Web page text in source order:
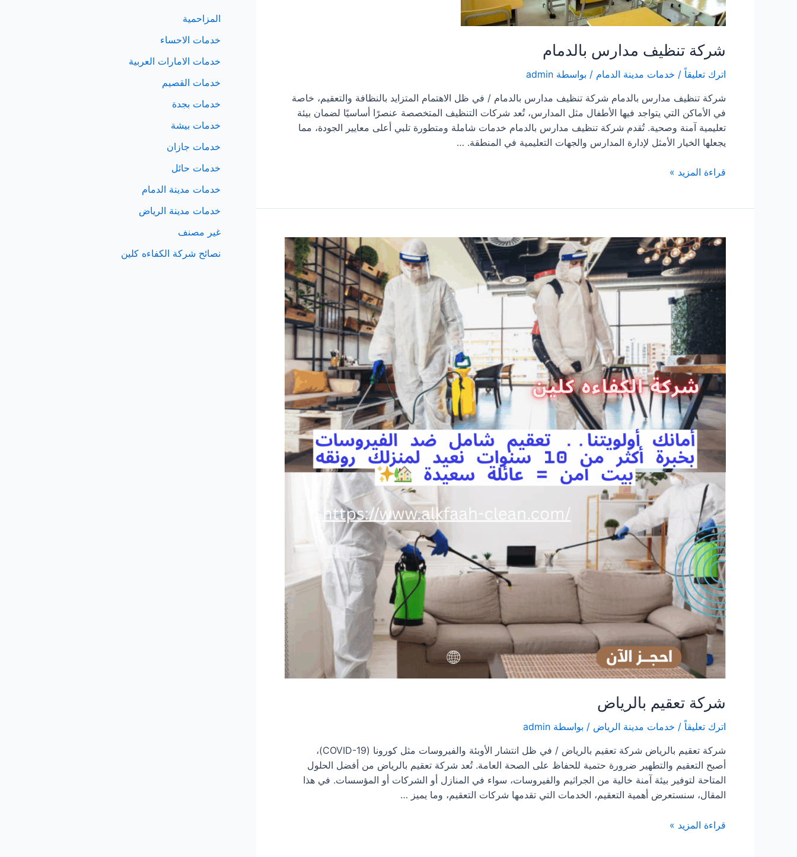
شركة تنظيف مدارس بالدمام
اترك تعليقاً / خدمات مدينة الدمام / بواسطة admin
شركة تنظيف مدارس بالدمام شركة تنظيف مدارس بالدمام / في ظل الاهتمام المتزايد بالنظافة والتعقيم، خاصة
في الأماكن التي يتواجد فيها الأطفال مثل المدارس، تُعد شركات التنظيف المتخصصة عنصرًا أساسيًا لضمان بيئة
تعليمية آمنة وصحية. تُقدم شركة تنظيف مدارس بالدمام خدمات شاملة ومتطورة تلبي أعلى معايير الجودة، مما
يجعلها الخيار الأمثل لإدارة المدارس والجهات التعليمية في المنطقة. …
شركة
قراءة المزيد »
شركة تعقيم بالرياض
اترك تعليقاً / خدمات مدينة الرياض / بواسطة admin
شركة تعقيم بالرياض شركة تعقيم بالرياض / في ظل انتشار الأوبئة والفيروسات مثل كورونا (COVID-19)،
أصبح التعقيم والتطهير ضرورة حتمية للحفاظ على الصحة العامة. تُعد شركة تعقيم بالرياض من أفضل الحلول
المتاحة لتوفير بيئة آمنة خالية من الجراثيم والفيروسات، سواء في المنازل أو الشركات أو المؤسسات. في هذا
المقال، سنستعرض أهمية التعقيم، الخدمات التي تقدمها شركات التعقيم، وما يميز …
شركة
قراءة المزيد »
المزاحمية
خدمات الاحساء
خدمات الامارات العربية
خدمات القصيم
خدمات بجدة
خدمات بيشة
خدمات جازان
خدمات حائل
خدمات مدينة الدمام
خدمات مدينة الرياض
غير مصنف
نصائح شركة الكفاءه كلين